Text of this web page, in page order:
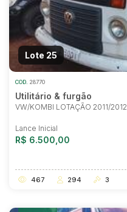
Lote 25
COD. 28770
Utilitário & furgão
VW/KOMBI LOTAÇÃO 2011/2012
Lance Inicial
R$ 6.500,00
467 294 3